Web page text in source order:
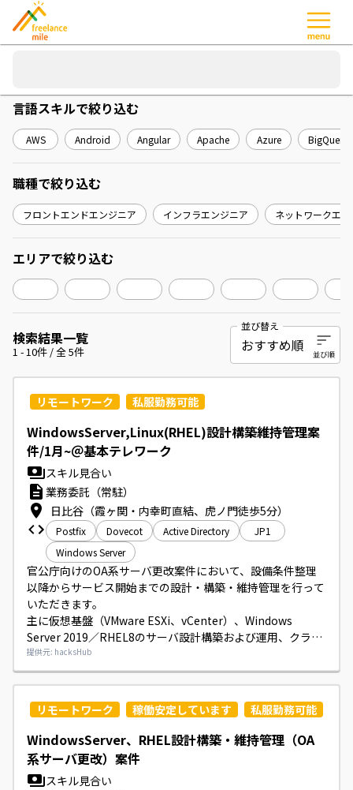
検索結果一覧
1 -10件 / 全5件
並び替え
リモートワーク 私服勤務可能
WindowsServer,Linux(RHEL)設計構築維持管理案
件/1月~＠基本テレワーク
スキル見合い
業務委託（常駐）
日比谷（霞ヶ関・内幸町直結、虎ノ門徒歩5分）
Postfix Dovecot Active Directory
JP1
Windows Server
官公庁向けのOA系サーバ更改案件において、設備条件整理
以降からサービス開始までの設計・構築・維持管理を行って
いただきます。
主に仮想基盤（VMware ESXi、vCenter）、Windows
Server 2019／RHEL8のサーバ設計構築および運用、クラス
タ（CLUSTERPRO X、WSFC）、DB（Microsoft SQL
Server、Oracle）、ジョブ管理・システム監視（JP1製品）
やウイルス対策ソフトの設定・運用、メール（postfix、
dovecot）やバックアップ（NetBackup）等の保守運用業務
をご担当いただきます。
成果物レビューや顧客との調整にもご対応いただきます。
提供元: hacksHub
リモートワーク 稼働安定しています 私服勤務可能
WindowsServer、RHEL設計構築・維持管理（OA
系サーバ更改）案件
スキル見合い
言語スキルで絞り込む
AWS Android Angular Apache Azure BigQuery
職種で絞り込む
フロントエンドエンジニア インフラエンジニア ネットワークエ
エリアで絞り込む